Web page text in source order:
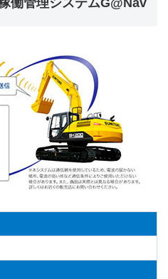
働管理システムG@Nav